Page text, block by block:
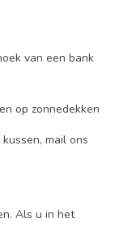
van een bank
op zonnedekken
mail ons
Als u in het